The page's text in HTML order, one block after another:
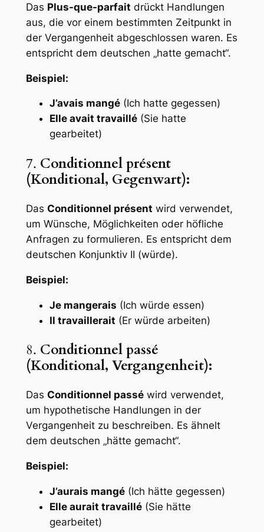
Das Plus-que-parfait drückt Handlungen
aus, die vor einem bestimmten Zeitpunkt in
der Vergangenheit abgeschlossen waren. Es
entspricht dem deutschen „hatte gemacht“.
Beispiel:
J’avais mangé(Ich hatte gegessen)
Elle avait travaillé(Sie hatte
gearbeitet)
7. Conditionnel présent
(Konditional, Gegenwart):
Das Conditionnel présent wird verwendet,
um Wünsche, Möglichkeiten oder höfliche
Anfragen zu formulieren. Es entspricht dem
deutschen Konjunktiv II (würde).
Beispiel:
Je mangerais (Ich würde essen)
Il travaillerait (Er würde arbeiten)
8. Conditionnel passé
(Konditional, Vergangenheit):
Das Conditionnel passéwird verwendet,
um hypothetische Handlungen in der
Vergangenheit zu beschreiben. Es ähnelt
dem deutschen „hätte gemacht“.
Beispiel:
J’aurais mangé(Ich hätte gegessen)
Elle aurait travaillé(Sie hätte
gearbeitet)